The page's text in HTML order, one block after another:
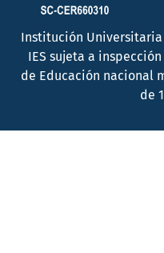
Institución
IES sujeta a
de Educación nacional
de